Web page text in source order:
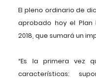
El pleno ordinario de
aprobado hoy el Plan
2018, que sumará un
“Es la primera vez
características: